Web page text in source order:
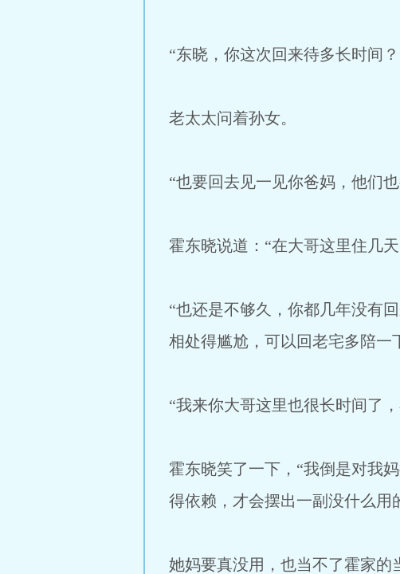
“东晓，你这次回来待多长时间？
老太太问着孙女。
“也要回去见一见你爸妈，他们
霍东晓说道：“在大哥这里住几
“也还是不够久，你都几年没有
相处得尴尬，可以回老宅多陪一
“我来你大哥这里也很长时间了
霍东晓笑了一下，“我倒是对我
得依赖，才会摆出一副没什么用
她妈要真没用，也当不了霍家